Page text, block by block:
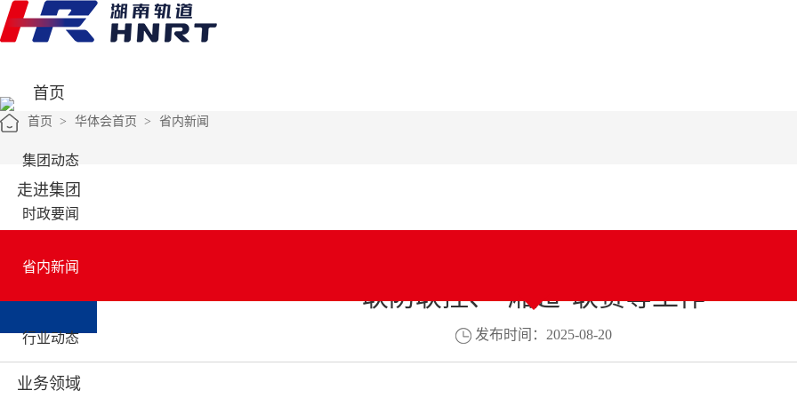
首页
走进集团
业务领域
首页 > 华体会首页 > 省内新闻
集团动态
时政要闻
省内新闻
行业动态
毛伟明主持召开省政府第68次常务会议 研究部署设立金芙蓉基础设
联防联控、“湘超”联赛等工作
发布时间：2025-08-20